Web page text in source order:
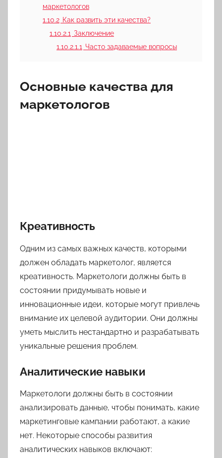
маркетологов
1.10.2 Как развить эти качества?
1.10.2.1 Заключение
1.10.2.1.1 Часто задаваемые вопросы
Основные качества для
маркетологов
Креативность
Одним из самых важных качеств, которыми
должен обладать маркетолог, является
креативность. Маркетологи должны быть в
состоянии придумывать новые и
инновационные идеи, которые могут привлечь
внимание их целевой аудитории. Они должны
уметь мыслить нестандартно и разрабатывать
уникальные решения проблем.
Аналитические навыки
Маркетологи должны быть в состоянии
анализировать данные, чтобы понимать, какие
маркетинговые кампании работают, а какие
нет. Некоторые способы развития
аналитических навыков включают: